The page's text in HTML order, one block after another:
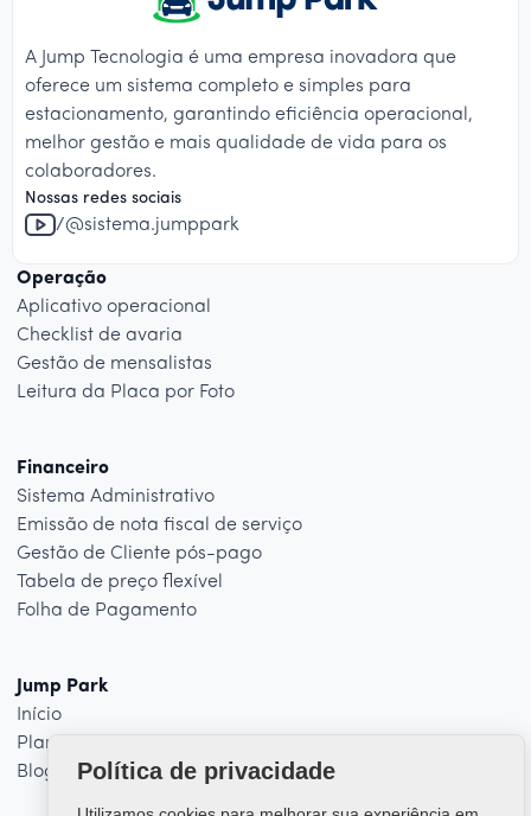
A Jump Tecnologia é uma empresa inovadora que
oferece um sistema completo e simples para
estacionamento, garantindo eficiência operacional,
melhor gestão e mais qualidade de vida para os
colaboradores.
Nossas redes sociais
/@sistema.jumppark
Operação
Aplicativo operacional
Checklist de avaria
Gestão de mensalistas
Leitura da Placa por Foto
Financeiro
Sistema Administrativo
Emissão de nota fiscal de serviço
Gestão de Cliente pós-pago
Tabela de preço flexível
Folha de Pagamento
Jump Park
Início
Planos
Blog
Política de privacidade